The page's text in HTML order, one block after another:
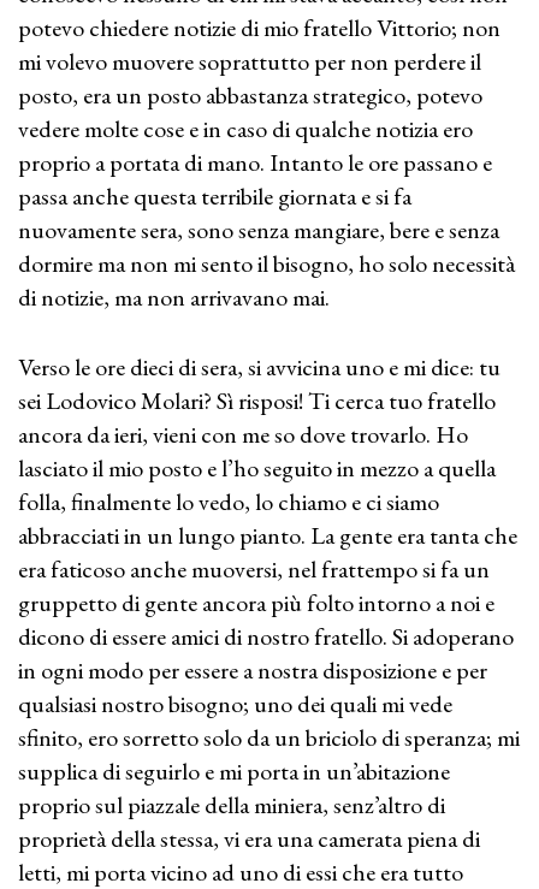
potevo chiedere notizie di mio fratello Vittorio; non
mi volevo muovere soprattutto per non perdere il
posto, era un posto abbastanza strategico, potevo
vedere molte cose e in caso di qualche notizia ero
proprio a portata di mano. Intanto le ore passano e
passa anche questa terribile giornata e si fa
nuovamente sera, sono senza mangiare, bere e senza
dormire ma non mi sento il bisogno, ho solo necessità
di notizie, ma non arrivavano mai.
Verso le ore dieci di sera, si avvicina uno e mi dice: tu
sei Lodovico Molari? Sì risposi! Ti cerca tuo fratello
ancora da ieri, vieni con me so dove trovarlo. Ho
lasciato il mio posto e l’ho seguito in mezzo a quella
folla, finalmente lo vedo, lo chiamo e ci siamo
abbracciati in un lungo pianto. La gente era tanta che
era faticoso anche muoversi, nel frattempo si fa un
gruppetto di gente ancora più folto intorno a noi e
dicono di essere amici di nostro fratello. Si adoperano
in ogni modo per essere a nostra disposizione e per
qualsiasi nostro bisogno; uno dei quali mi vede
sfinito, ero sorretto solo da un briciolo di speranza; mi
supplica di seguirlo e mi porta in un’abitazione
proprio sul piazzale della miniera, senz’altro di
proprietà della stessa, vi era una camerata piena di
letti, mi porta vicino ad uno di essi che era tutto